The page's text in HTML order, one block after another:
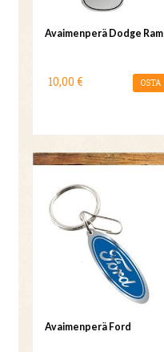
Avaimenperä Dodge Ram
10,00 € OSTA
Avaimenperä Ford